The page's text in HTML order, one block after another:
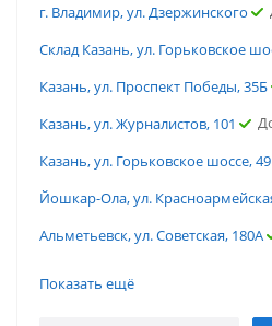
г. Владимир, ул. Дзержинского
Склад Казань, ул. Горьковское
Казань, ул. Проспект Победы, 35Б
Казань, ул. Журналистов, 101
Казань, ул. Горьковское шоссе, 49
Йошкар-Ола, ул.
Альметьевск, ул. Советская, 180А
Показать ещё